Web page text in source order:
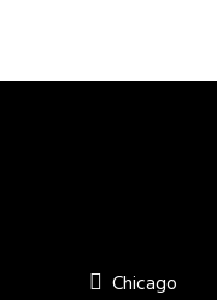
Chicago